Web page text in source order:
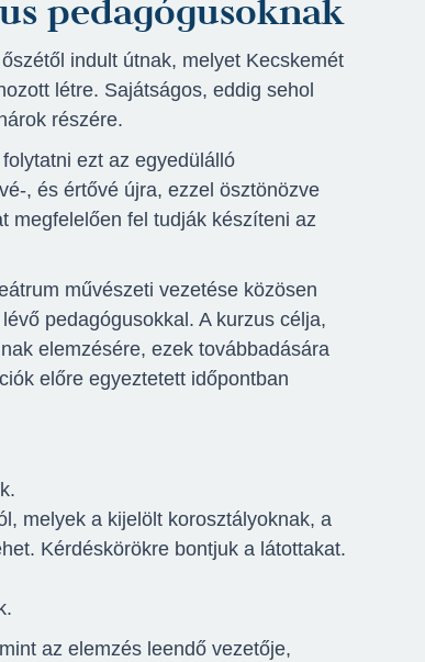
pedagógusoknak
indult útnak, melyet Kecskemét
létre. Sajátságos, eddig sehol
részére.
ezt az egyedülálló
, és értővé újra, ezzel ösztönözve
megfelelően fel tudják készíteni az
művészeti vezetése közösen
pedagógusokkal. A kurzus célja,
elemzésére, ezek továbbadására
előre egyeztetett időpontban
melyek a kijelölt korosztályoknak, a
Kérdéskörökre bontjuk a látottakat.
az elemzés leendő vezetője,